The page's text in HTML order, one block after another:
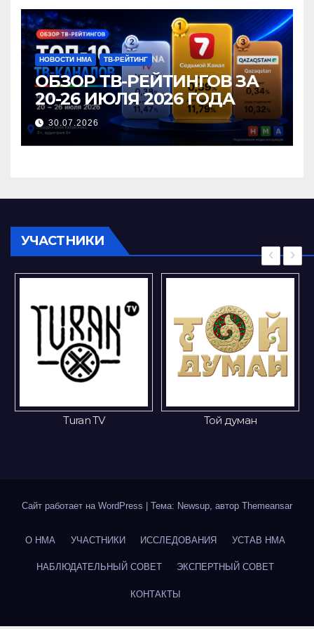
НОВОСТИ НМА ТВ-РЕЙТИНГ
ОБЗОР ТВ-РЕЙТИНГОВ ЗА
20-26 ИЮЛЯ 2026 ГОДА
30.07.2026
УЧАСТНИКИ
‹ ›
Сайт работает на WordPress Тема: Newsup, автор Themeansar
О НМА УЧАСТНИКИ ИССЛЕДОВАНИЯ УСТАВ НМА
НАБЛЮДАТЕЛЬНЫЙ СОВЕТ ЭКСПЕРТНЫЙ СОВЕТ
КОНТАКТЫ